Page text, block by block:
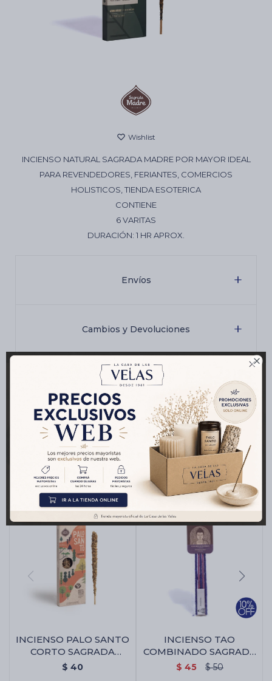

INCIENSO NATURAL SAGRADA MADRE POR MAYOR IDEAL
PARA REVENDEDORES, FERIANTES, COMERCIOS
HOLISTICOS, TIENDA ESOTERICA
CONTIENE
6 VARITAS
DURACIÓN: 1 HR APROX.
Envíos
Cambios y Devoluciones
Medios de pago
Productos que te pueden interesar
INCIENSO PALO SANTO
CORTO SAGRADA
MADRE X4 - Incienso
$ 40
INCIENSO TAO
COMBINADO SAGRADA
MADRE - 7
$ 45 $ 50
Artículos Esotéricos